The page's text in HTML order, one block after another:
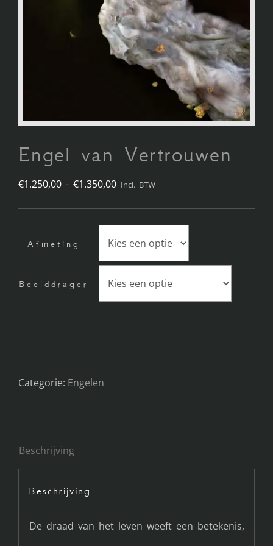
Engel van Vertrouwen
€1.250,00 - €1.350,00Prijsklasse:
€1.250,00
Incl. BTW
Afmeting
Beelddrager
Categorie: Engelen
Beschrijving
Beschrijving
De draad van het leven weeft een betekenis,